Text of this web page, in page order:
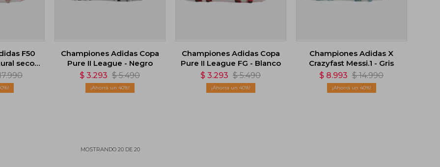
F50
seco -
Championes Adidas Copa
Pure II League - Negro
$ 3.293 $ 5.490
40
Championes Adidas Copa
Pure II League FG - Blanco
$ 3.293 $ 5.490
40
Championes Adidas X
Crazyfast Messi.1 - Gris
$ 8.993 $ 14.990
40
MOSTRANDO 20DE 20